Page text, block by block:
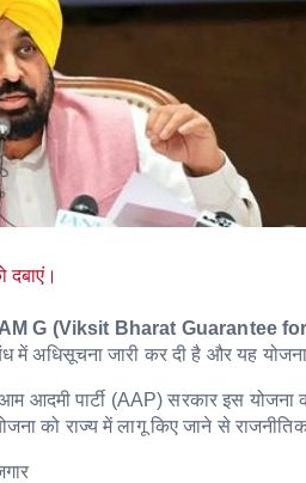
G (Viksit Bharat Guarantee
अधिसूचना जारी कर दी है और यह योजना
पार्टी (AAP) सरकार इस योजना
को राज्य में लागू किए जाने से